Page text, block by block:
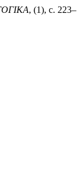
, (1), с. 223–